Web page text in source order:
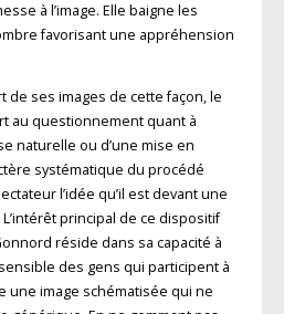
à l’image. Elle baigne les
favorisant une appréhension
de ses images de cette façon, le
au questionnement quant à
naturelle ou d’une mise en
systématique du procédé
l’idée qu’il est devant une
principal de ce dispositif
réside dans sa capacité à
des gens qui participent à
une image schématisée qui ne